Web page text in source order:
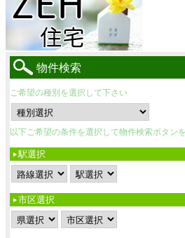
物件検索
ご希望の種別を選択して下さい
以下ご希望の条件を選択して物件検索ボタン
駅選択
市区選択